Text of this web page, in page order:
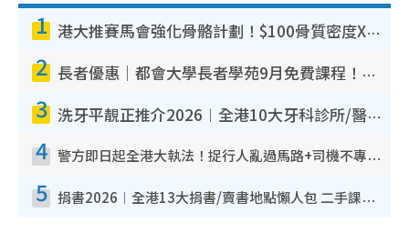
1 港大推賽馬會強化骨骼計劃！$100骨質密度X光檢查 完成免費運動訓練送超市禮券！附參加資格
2 長者優惠｜都會大學長者學苑9月免費課程！多媒體/微電影創作/網絡安全 附報名方法教學
3 洗牙平靚正推介2026︱全港10大牙科診所/醫院懶人包 夜診至8點/鎮靜潔牙/醫療券適用
4 警方即日起全港大執法！捉行人亂過馬路+司機不專注駕駛！亂過馬路罰$2000
5 捐書2026︱全港13大捐書/賣書地點懶人包 二手課本最高$150＋舊書換免費咖啡/戲票